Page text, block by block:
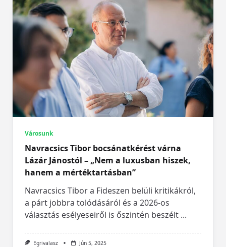
Városunk
Navracsics Tibor bocsánatkérést várna
Lázár Jánostól – „Nem a luxusban hiszek,
hanem a mértéktartásban”
Navracsics Tibor a Fideszen belüli kritikákról,
a párt jobbra tolódásáról és a 2026-os
választás esélyeseiről is őszintén beszélt ...
Egrivalasz Jún 5, 2025